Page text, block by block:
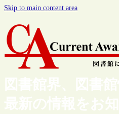
Skip to main content area
図書館界、図書
最新の情報をお